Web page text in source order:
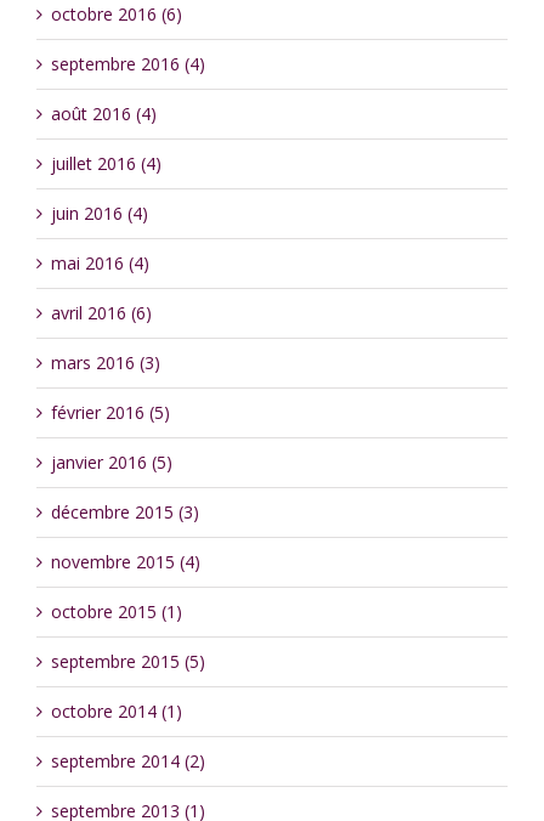
octobre 2016 (6)
septembre 2016 (4)
août 2016 (4)
juillet 2016 (4)
juin 2016 (4)
mai 2016 (4)
avril 2016 (6)
mars 2016 (3)
février 2016 (5)
janvier 2016 (5)
décembre 2015 (3)
novembre 2015 (4)
octobre 2015 (1)
septembre 2015 (5)
octobre 2014 (1)
septembre 2014 (2)
septembre 2013 (1)